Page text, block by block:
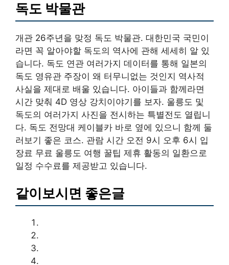
독도 박물관
개관 26주년을 맞정 독도 박물관. 대한민국 국민이
라면 꼭 알아야할 독도의 역사에 관해 세세히 알 있
습니다. 독도 연관 여러가지 데이터를 통해 일본의
독도 영유관 주장이 왜 터무니없는 것인지 역사적
사실을 제대로 배울 있습니다. 아이들과 함께라면
시간 맞춰 4D 영상 강치이야기를 보자. 울릉도 및
독도의 여러가지 사진을 전시하는 특별전도 열립니
다. 독도 전망대 케이블카 바로 옆에 있으니 함께 둘
러보기 좋은 코스. 관람 시간 오전 9시 오후 6시 입
장료 무료 울릉도 여행 꿀팁 제휴 활동의 일환으로
일정 수수료를 제공받고 있습니다.
같이보시면 좋은글